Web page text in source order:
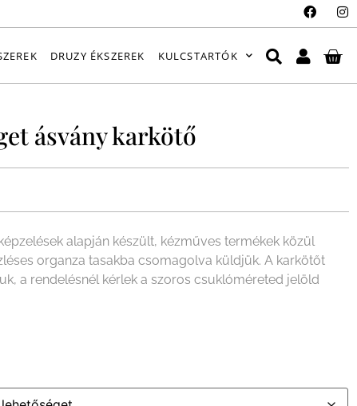
DRUZY ÉKSZEREK KULCSTARTÓK
ásvány karkötő
alapján készült, kézműves termékek közül
organza tasakba csomagolva küldjük. A karkötőt
a rendelésnél kérlek a szoros csuklóméreted jelöld